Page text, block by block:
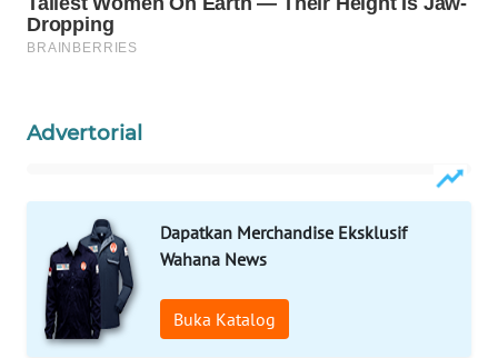
Advertorial
Dapatkan Merchandise Eksklusif
Wahana News
Buka Katalog
WALINKI
MAWAKA
ID
MARTABAT
NET
PLN
WATCH